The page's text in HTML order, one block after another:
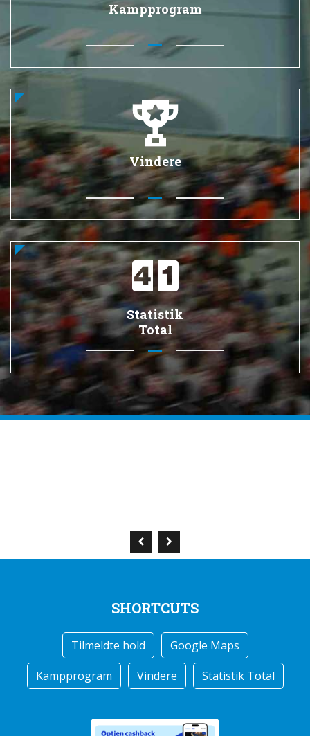
Kampprogram
Vindere
Statistik
Total
SHORTCUTS
Tilmeldte hold
Google Maps
Kampprogram
Vindere Statistik Total